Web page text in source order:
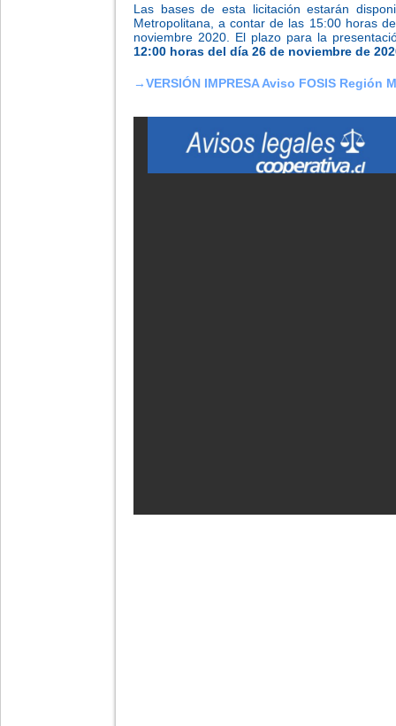
Las bases de esta licitación estarán
Metropolitana, a contar de las 15:00 horas
noviembre 2020. El plazo para la
12:00 horas del día 26 de noviembre de
→VERSIÓN IMPRESA Aviso FOSIS Región